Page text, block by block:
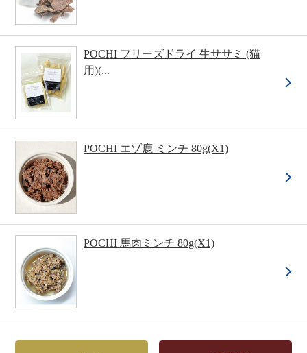
POCHI フリーズドライ 生ササミ (猫
用)(...
POCHI エゾ鹿 ミンチ 80g(X1)
POCHI 馬肉ミンチ 80g(X1)